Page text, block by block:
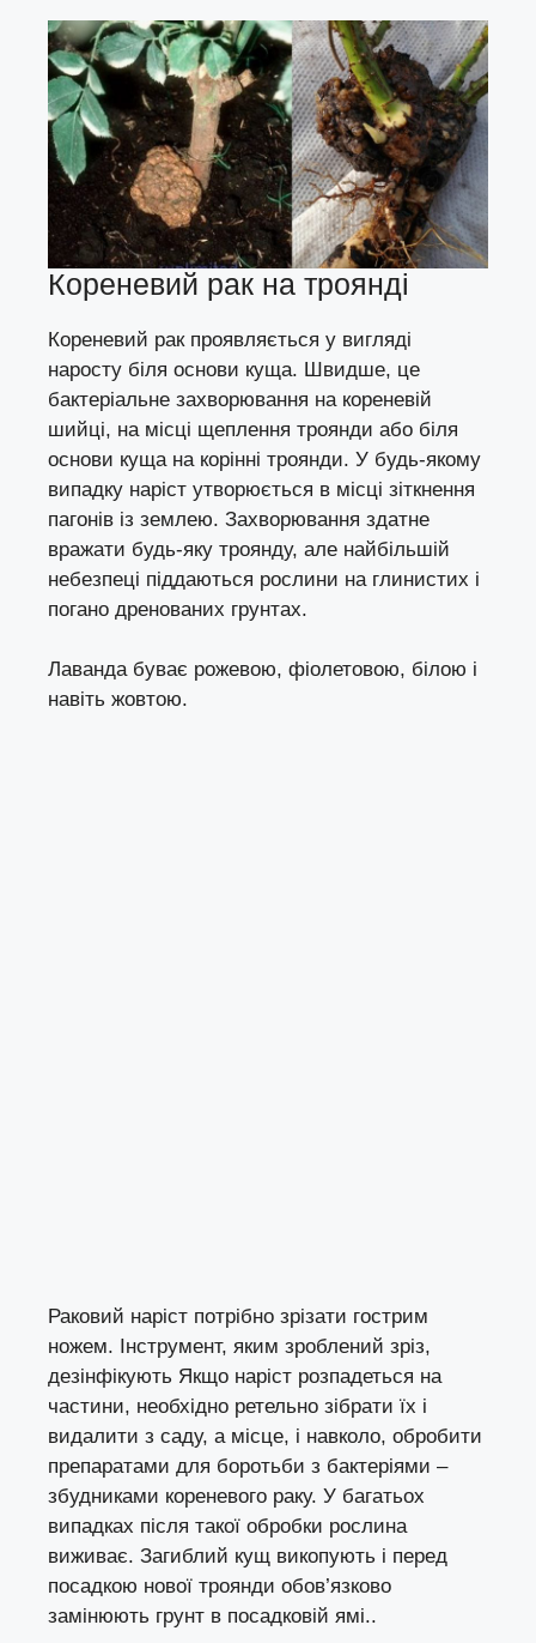
Кореневий рак на троянді
Кореневий рак проявляється у вигляді
наросту біля основи куща. Швидше, це
бактеріальне захворювання на кореневій
шийці, на місці щеплення троянди або біля
основи куща на корінні троянди. У будь-якому
випадку наріст утворюється в місці зіткнення
пагонів із землею. Захворювання здатне
вражати будь-яку троянду, але найбільшій
небезпеці піддаються рослини на глинистих і
погано дренованих грунтах.
Лаванда буває рожевою, фіолетовою, білою і
навіть жовтою.
Раковий наріст потрібно зрізати гострим
ножем. Інструмент, яким зроблений зріз,
дезінфікують Якщо наріст розпадеться на
частини, необхідно ретельно зібрати їх і
видалити з саду, а місце, і навколо, обробити
препаратами для боротьби з бактеріями –
збудниками кореневого раку. У багатьох
випадках після такої обробки рослина
виживає. Загиблий кущ викопують і перед
посадкою нової троянди обов’язково
замінюють грунт в посадковій ямі..